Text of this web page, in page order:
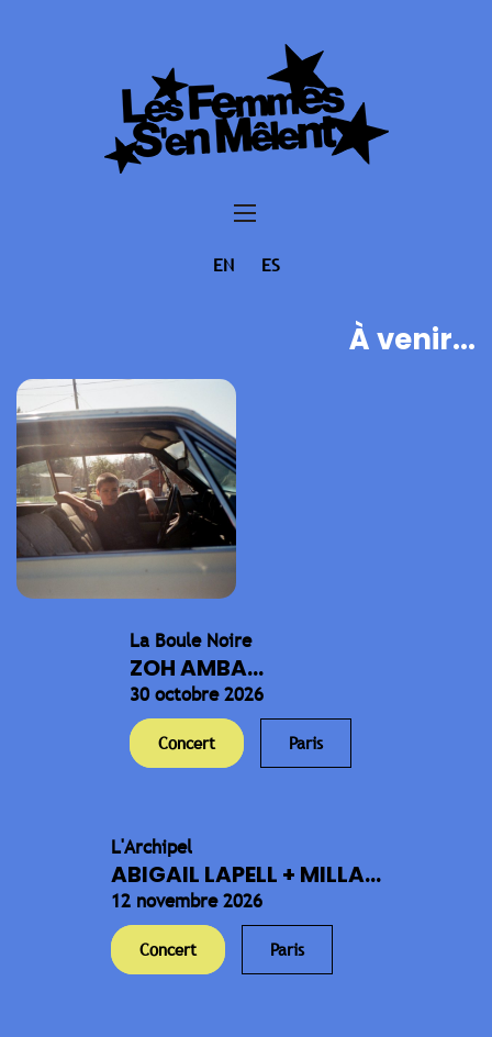
EN ES
À venir...
La Boule Noire
ZOH AMBA...
30 octobre 2026
Concert Paris
L'Archipel
ABIGAIL LAPELL + MILLA...
12 novembre 2026
Concert Paris